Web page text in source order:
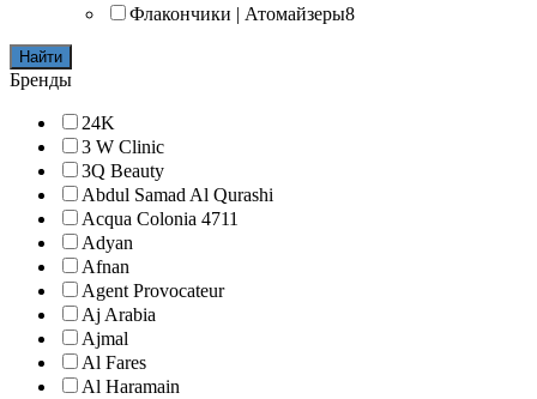
Флакончики | Атомайзеры8
Найти
Бренды
24K
3 W Clinic
3Q Beauty
Abdul Samad Al Qurashi
Acqua Colonia 4711
Adyan
Afnan
Agent Provocateur
Aj Arabia
Ajmal
Al Fares
Al Haramain